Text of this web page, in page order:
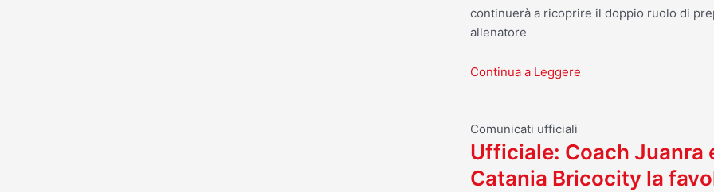
continuerà a ricoprire il doppio ruolo di
allenatore
Continua a Leggere
Comunicati ufficiali
Ufficiale: Coach Juanra
Catania Bricocity la